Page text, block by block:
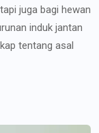
juga bagi hewan
induk jantan
tentang asal